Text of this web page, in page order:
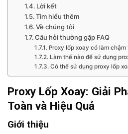
Lời kết
Tìm hiểu thêm
Về chúng tôi
Câu hỏi thường gặp FAQ
Proxy lốp xoay có làm
Làm thế nào để sử dụng
Có thể sử dụng proxy lốp
Proxy Lốp Xoay: Giải
Toàn và Hiệu Quả
Giới thiệu